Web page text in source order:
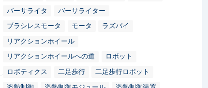
バーサライタ バーサライター
ブラシレスモータ モータ ラズパイ
リアクションホイール
リアクションホイールへの道 ロボット
ロボティクス 二足歩行 二足歩行ロボット